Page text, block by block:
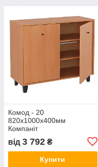
Комод - 20
820х1000х400мм
Компаніт
від 3 792 ₴
Купити